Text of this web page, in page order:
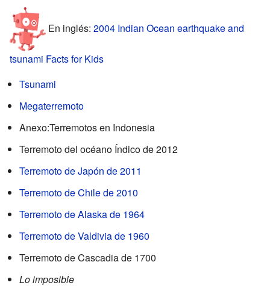
En inglés: 2004 Indian Ocean earthquake and
tsunami Facts for Kids
Tsunami
Megaterremoto
Anexo:Terremotos en Indonesia
Terremoto del océano Índico de 2012
Terremoto de Japón de 2011
Terremoto de Chile de 2010
Terremoto de Alaska de 1964
Terremoto de Valdivia de 1960
Terremoto de Cascadia de 1700
Lo imposible